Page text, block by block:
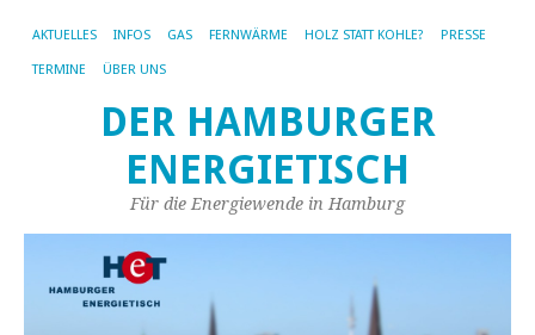
AKTUELLES INFOS GAS FERNWÄRME HOLZ STATT KOHLE? PRESSE
TERMINE ÜBER UNS
DER HAMBURGER
ENERGIETISCH
Für die Energiewende in Hamburg